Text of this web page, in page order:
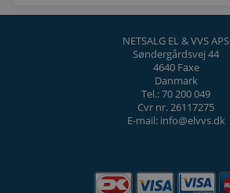
NETSALG EL & VVS APS
Søndergårdsvej 44
4640 Faxe
Danmark
Tel.: 70 200 049
Cvr nr. 26117275
E-mail: info@elvvs.dk